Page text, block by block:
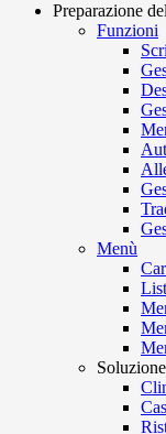
navigation
Preparazione
Funzioni
Menù